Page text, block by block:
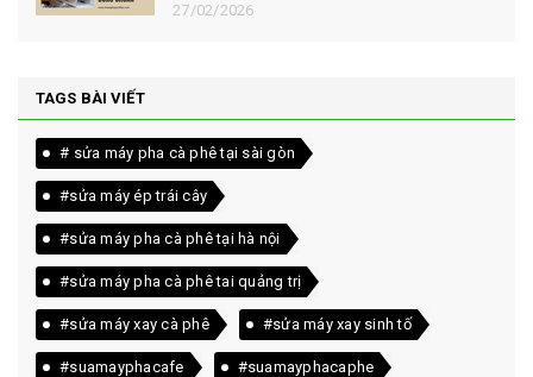
27/02/2026
TAGS BÀI VIẾT
# sửa máy pha cà phê tại sài gòn
#sửa máy ép trái cây
#sửa máy pha cà phê tại hà nội
#sửa máy pha cà phê tai quảng trị
#sửa máy xay cà phê #sửa máy xay sinh tố
#suamayphacafe #suamayphacaphe